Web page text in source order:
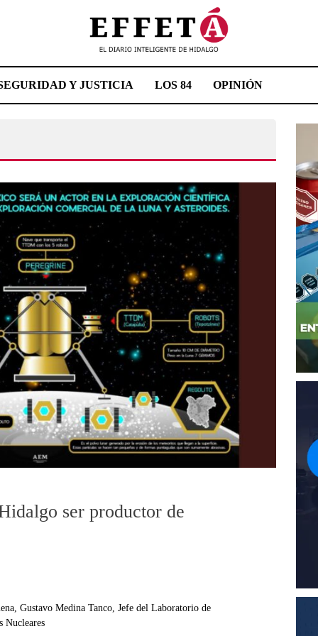
Y JUSTICIA LOS 84 OPINIÓN
ser productor de
Gustavo Medina Tanco, Jefe del Laboratorio de
Nucleares